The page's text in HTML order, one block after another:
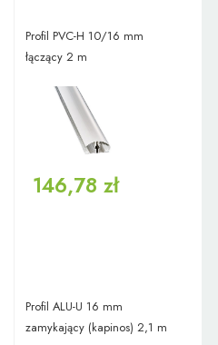
Profil PVC-H 10/16 mm
łączący 2 m
146,78 zł
Profil ALU-U 16 mm
zamykający (kapinos) 2,1 m